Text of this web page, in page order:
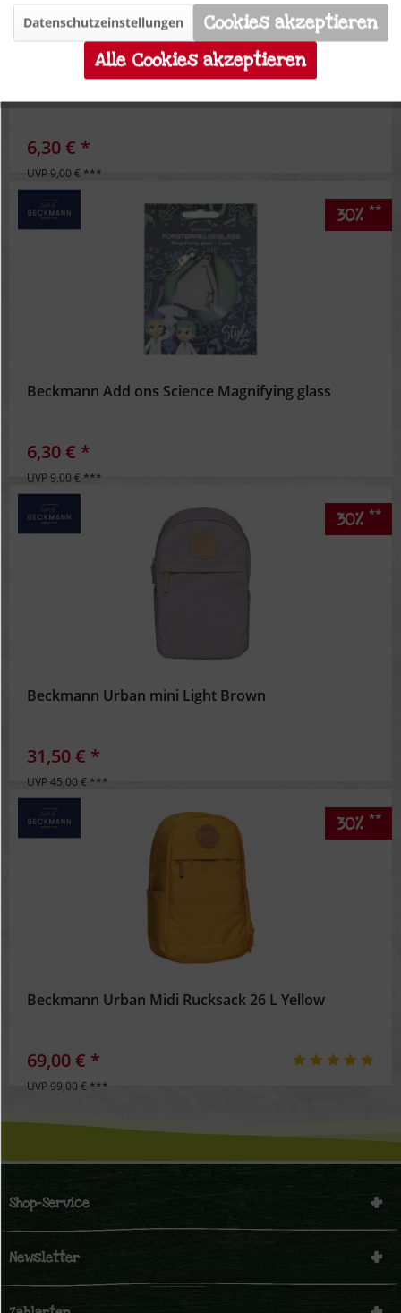
6,30 € *
UVP 9,00 € ***
30% **
Beckmann Add ons Science Magnifying glass
6,30 € *
UVP 9,00 € ***
30% **
Beckmann Urban mini Light Brown
31,50 € *
UVP 45,00 € ***
30% **
Beckmann Urban Midi Rucksack 26 L Yellow
69,00 € *
UVP 99,00 € ***
Shop-Service
Newsletter
Marketing Inaktiv
Inaktiv
Service
Datenschutzeinstellungen
Cookies akzeptieren
Alle Cookies akzeptieren